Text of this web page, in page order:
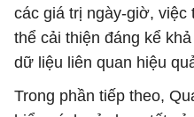
các giá trị ngày-giờ, việc
thể cải thiện đáng kể
dữ liệu liên quan hiệu
Trong phần tiếp theo,